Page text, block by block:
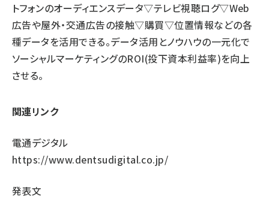
トフォンのオーディエンスデータ▽テレビ視聴ログ▽Web
広告や屋外・交通広告の接触▽購買▽位置情報などの各
種データを活用できる。データ活用とノウハウの一元化で
ソーシャルマーケティングのROI(投下資本利益率)を向上
させる。
関連リンク
電通デジタル
https://www.dentsudigital.co.jp/
発表文